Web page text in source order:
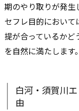
期のやり取りが発生
セフレ目的におい
提が合っているかど
を自然に満たします。
白河・須賀川
由